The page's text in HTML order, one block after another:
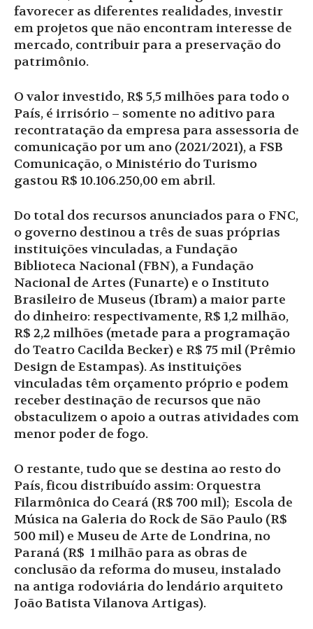
favorecer as diferentes realidades, investir
em projetos que não encontram interesse de
mercado, contribuir para a preservação do
patrimônio.
O valor investido, R$ 5,5 milhões para todo o
País, é irrisório – somente no aditivo para
recontratação da empresa para assessoria de
comunicação por um ano (2021/2021), a FSB
Comunicação, o Ministério do Turismo
gastou R$ 10.106.250,00 em abril.
Do total dos recursos anunciados para o FNC,
o governo destinou a três de suas próprias
instituições vinculadas, a Fundação
Biblioteca Nacional (FBN), a Fundação
Nacional de Artes (Funarte) e o Instituto
Brasileiro de Museus (Ibram) a maior parte
do dinheiro: respectivamente, R$ 1,2 milhão,
R$ 2,2 milhões (metade para a programação
do Teatro Cacilda Becker) e R$ 75 mil (Prêmio
Design de Estampas). As instituições
vinculadas têm orçamento próprio e podem
receber destinação de recursos que não
obstaculizem o apoio a outras atividades com
menor poder de fogo.
O restante, tudo que se destina ao resto do
País, ficou distribuído assim: Orquestra
Filarmônica do Ceará (R$ 700 mil); Escola de
Música na Galeria do Rock de São Paulo (R$
500 mil) e Museu de Arte de Londrina, no
Paraná (R$ 1 milhão para as obras de
conclusão da reforma do museu, instalado
na antiga rodoviária do lendário arquiteto
João Batista Vilanova Artigas).